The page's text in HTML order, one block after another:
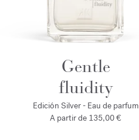
Gentle
fluidity
Edición Silver - Eau de parfum
A partir de 135,00 €